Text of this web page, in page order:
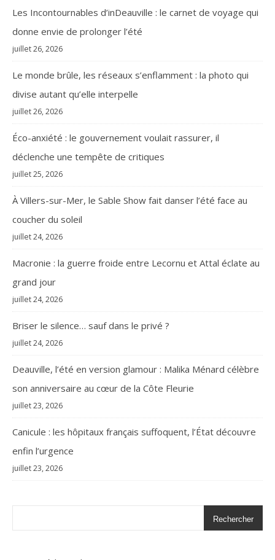
Les Incontournables d’inDeauville : le carnet de voyage qui
donne envie de prolonger l’été
juillet 26, 2026
Le monde brûle, les réseaux s’enflamment : la photo qui
divise autant qu’elle interpelle
juillet 26, 2026
Éco-anxiété : le gouvernement voulait rassurer, il
déclenche une tempête de critiques
juillet 25, 2026
À Villers-sur-Mer, le Sable Show fait danser l’été face au
coucher du soleil
juillet 24, 2026
Macronie : la guerre froide entre Lecornu et Attal éclate au
grand jour
juillet 24, 2026
Briser le silence… sauf dans le privé ?
juillet 24, 2026
Deauville, l’été en version glamour : Malika Ménard célèbre
son anniversaire au cœur de la Côte Fleurie
juillet 23, 2026
Canicule : les hôpitaux français suffoquent, l’État découvre
enfin l’urgence
juillet 23, 2026
Rechercher